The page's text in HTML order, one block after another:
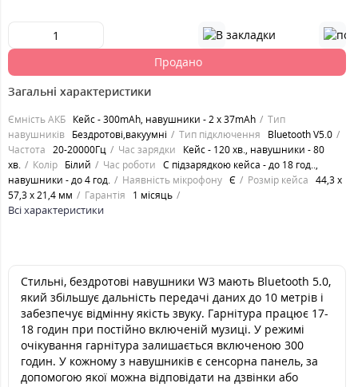
Продано
Загальні характеристики
Ємність АКБ Кейс - 300mAh, навушники - 2 x 37mAh
Тип
навушників Бездротові,вакуумні Тип підключення
Bluetooth V5.0
Частота 20-20000Гц Час зарядки
Кейс - 120 хв., навушники - 80
хв.
Колір Білий Час роботи С підзарядкою кейса - до 18 год..,
навушники - до 4 год.
Наявність мікрофону Є Розмір кейса 44,3 х
57,3 х 21,4 мм
Гарантія 1 місяць
Всі характеристики
Стильні, бездротові навушники W3 мають Bluetooth 5.0,
який збільшує дальність передачі даних до 10 метрів і
забезпечує відмінну якість звуку. Гарнітура працює 17-
18 годин при постійно включеній музиці. У режимі
очікування гарнітура залишається включеною 300
годин. У кожному з навушників є сенсорна панель, за
допомогою якої можна відповідати на дзвінки або